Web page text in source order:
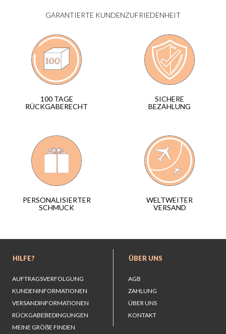
GARANTIERTE KUNDENZUFRIEDENHEIT
100 TAGE
RÜCKGABERECHT
SICHERE
BEZAHLUNG
PERSONALISIERTER
SCHMUCK
WELTWEITER
VERSAND
HILFE?
AUFTRAGSVERFOLGUNG
KUNDENINFORMATIONEN
VERSANDINFORMATIONEN
RÜCKGABEBEDINGUNGEN
MEINE GRÖẞE FINDEN
ÜBER UNS
AGB
ZAHLUNG
ÜBER UNS
KONTAKT